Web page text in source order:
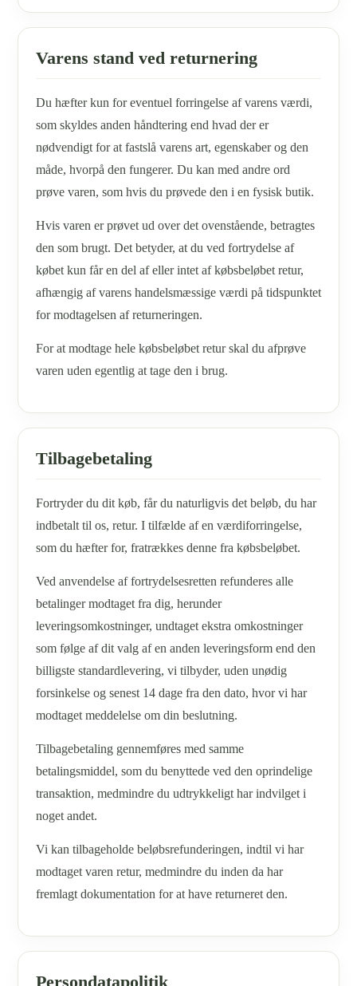
Varens stand ved returnering
Du hæfter kun for eventuel forringelse af varens værdi,
som skyldes anden håndtering end hvad der er
nødvendigt for at fastslå varens art, egenskaber og den
måde, hvorpå den fungerer. Du kan med andre ord
prøve varen, som hvis du prøvede den i en fysisk butik.
Hvis varen er prøvet ud over det ovenstående, betragtes
den som brugt. Det betyder, at du ved fortrydelse af
købet kun får en del af eller intet af købsbeløbet retur,
afhængig af varens handelsmæssige værdi på tidspunktet
for modtagelsen af returneringen.
For at modtage hele købsbeløbet retur skal du afprøve
varen uden egentlig at tage den i brug.
Tilbagebetaling
Fortryder du dit køb, får du naturligvis det beløb, du har
indbetalt til os, retur. I tilfælde af en værdiforringelse,
som du hæfter for, fratrækkes denne fra købsbeløbet.
Ved anvendelse af fortrydelsesretten refunderes alle
betalinger modtaget fra dig, herunder
leveringsomkostninger, undtaget ekstra omkostninger
som følge af dit valg af en anden leveringsform end den
billigste standardlevering, vi tilbyder, uden unødig
forsinkelse og senest 14 dage fra den dato, hvor vi har
modtaget meddelelse om din beslutning.
Tilbagebetaling gennemføres med samme
betalingsmiddel, som du benyttede ved den oprindelige
transaktion, medmindre du udtrykkeligt har indvilget i
noget andet.
Vi kan tilbageholde beløbsrefunderingen, indtil vi har
modtaget varen retur, medmindre du inden da har
fremlagt dokumentation for at have returneret den.
Persondatapolitik